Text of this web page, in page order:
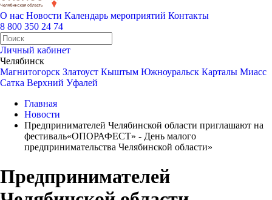
О нас Новости Календарь мероприятий Контакты
8 800 350 24 74
Личный кабинет
Челябинск
Магнитогорск Златоуст Кыштым Южноуральск Карталы Миасс
Сатка Верхний Уфалей
Главная
Новости
Предпринимателей Челябинской области приглашают на
фестиваль«ОПОРАФЕСТ» - День малого
предпринимательства Челябинской области»
Предпринимателей